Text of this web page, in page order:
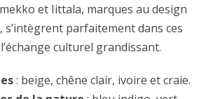
et Iittala, marques au design
parfaitement dans ces
culturel grandissant.
: beige, chêne clair, ivoire et craie.